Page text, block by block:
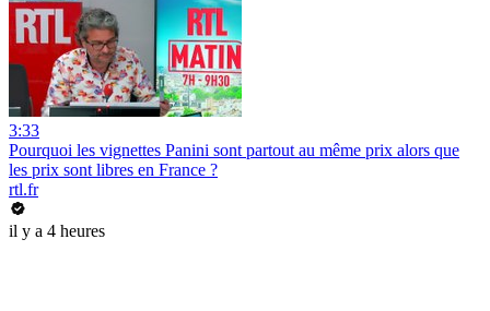
3:33
Pourquoi les vignettes Panini sont partout au même prix alors que
les prix sont libres en France ?
rtl.fr
il y a 4 heures